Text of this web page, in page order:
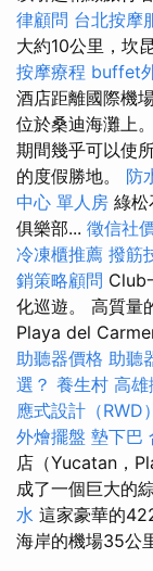
律顧問 台北按摩
大約10公里，坎
按摩療程 buffet
酒店距離國際機
位於桑迪海灘上。
期間幾乎可以使
的度假勝地。 防
中心 單人房 綠松
俱樂部... 徵信社
冷凍櫃推薦 撥筋
銷策略顧問 Club
化巡遊。 高質量
Playa del
助聽器價格 助聽
選？ 養生村 高雄
應式設計（RWD
外燴擺盤 墊下巴
店（Yucatan，
成了一個巨大的
水 這家豪華的
海岸的機場35公